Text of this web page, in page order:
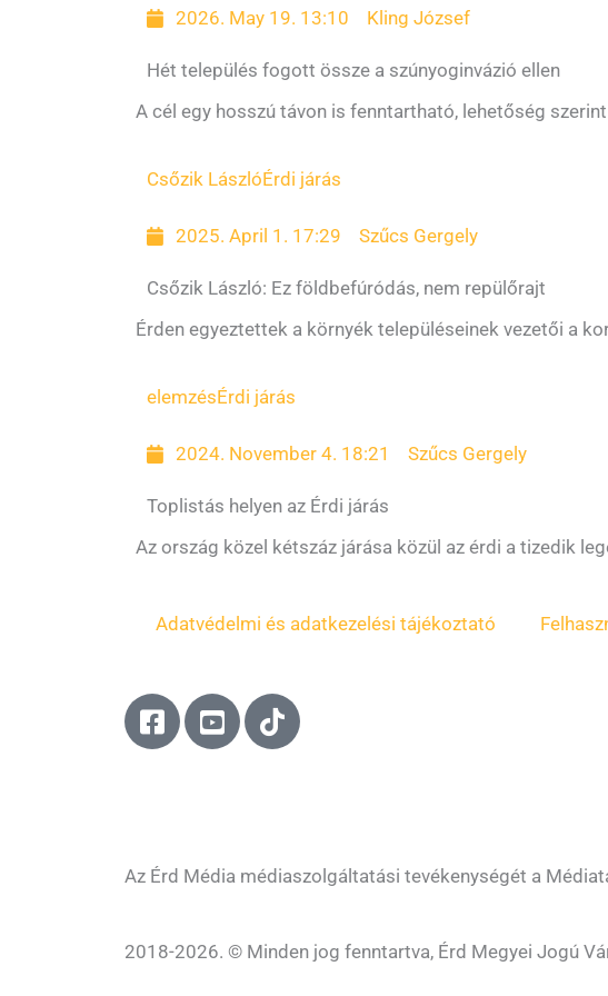
2026. May 19. 13:10 Kling József
Hét település fogott össze a szúnyoginvázió ellen
A cél egy hosszú távon is fenntartható, lehetőség
Csőzik LászlóÉrdi járás
2025. April 1. 17:29 Szűcs Gergely
Csőzik László: Ez földbefúródás, nem repülőrajt
Érden egyeztettek a környék településeinek vezetői a
elemzésÉrdi járás
2024. November 4. 18:21 Szűcs Gergely
Toplistás helyen az Érdi járás
Az ország közel kétszáz járása közül az érdi a tizedik
Adatvédelmi és adatkezelési tájékoztató
F
a
o
s
Y
o
e
q
T
i
Az Érd Média médiaszolgáltatási tevékenységét a
2018-2026. © Minden jog fenntartva, Érd Megyei Jogú